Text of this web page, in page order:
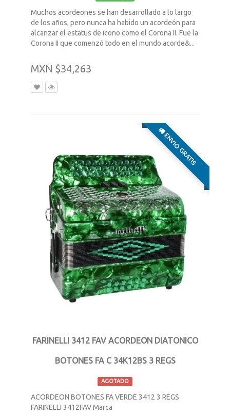
Muchos acordeones se han desarrollado a lo largo
de los años, pero nunca ha habido un acordeón para
alcanzar el estatus de icono como el Corona II. Fue la
Corona II que comenzó todo en el mundo acorde&...
MXN $34,263
ENVIO GRATIS
FARINELLI 3412 FAV ACORDEON DIATONICO
BOTONES FA C 34K12BS 3 REGS
AGOTADO
ACORDEON BOTONES FA VERDE 3412 3 REGS
FARINELLI 3412FAV Marca